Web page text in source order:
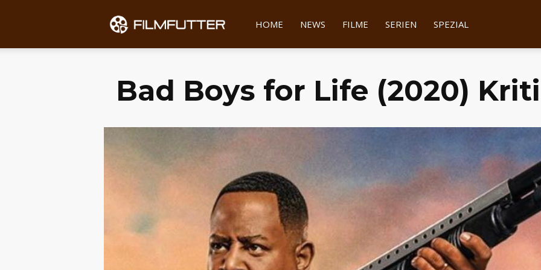
Filmfutter
HOME NEWS FILME SERIEN SPEZIAL
Bad Boys for Life (2020)